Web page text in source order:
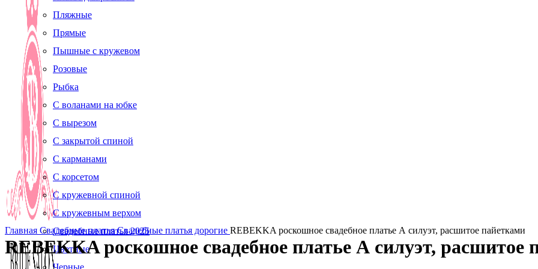
Пляжные
Прямые
Пышные с кружевом
Розовые
Рыбка
С воланами на юбке
С вырезом
С закрытой спиной
С карманами
С корсетом
С кружевной спиной
С кружевным верхом
Свадебные платья 2025
Цветные
Черные
Главная Свадебные платьяСвадебные платья дорогие REBEKKA роскошное свадебное платье А силуэт, расшитое пайетками
REBEKKA роскошное свадебное платье А силуэт, расшитое